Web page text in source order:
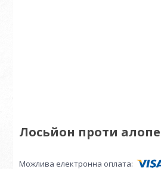
Лосьйон проти